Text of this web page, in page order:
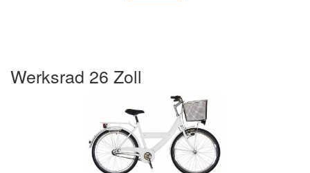
Werksrad 26 Zoll